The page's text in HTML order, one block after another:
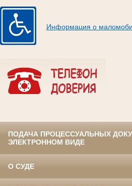
Информация о
ПОДАЧА ПРОЦЕССУАЛЬНЫХ
ЭЛЕКТРОННОМ ВИДЕ
О СУДЕ